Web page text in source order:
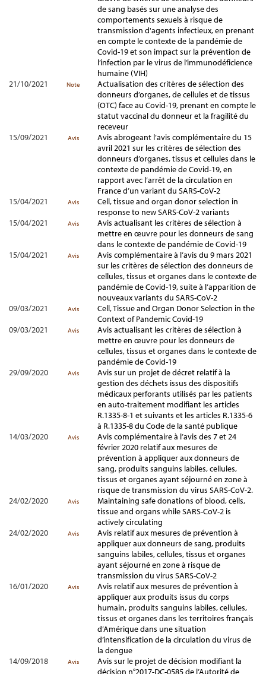
de sang basés sur une analyse des
comportements sexuels à risque de
transmission d'agents infectieux, en prenant
en compte le contexte de la pandémie de
Covid-19 et son impact sur la prévention de
l’infection par le virus de l’immunodéficience
humaine (VIH)
21/10/2021
Note
Actualisation des critères de sélection des
donneurs d’organes, de cellules et de tissus
(OTC) face au Covid-19, prenant en compte le
statut vaccinal du donneur et la fragilité du
receveur
15/09/2021
Avis
Avis abrogeant l’avis complémentaire du 15
avril 2021 sur les critères de sélection des
donneurs d’organes, tissus et cellules dans le
contexte de pandémie de Covid-19, en
rapport avec l’arrêt de la circulation en
France d’un variant du SARS-CoV-2
15/04/2021
Avis
Cell, tissue and organ donor selection in
response to new SARS-CoV-2 variants
15/04/2021
Avis
Avis actualisant les critères de sélection à
mettre en œuvre pour les donneurs de sang
dans le contexte de pandémie de Covid-19
15/04/2021
Avis
Avis complémentaire à l’avis du 9 mars 2021
sur les critères de sélection des donneurs de
cellules, tissus et organes dans le contexte de
pandémie de Covid-19, suite à l’apparition de
nouveaux variants du SARS-CoV-2
09/03/2021
Avis
Cell, Tissue and Organ Donor Selection in the
Context of Pandemic Covid-19
09/03/2021
Avis
Avis actualisant les critères de sélection à
mettre en œuvre pour les donneurs de
cellules, tissus et organes dans le contexte de
pandémie de Covid-19
29/09/2020
Avis
Avis sur un projet de décret relatif à la
gestion des déchets issus des dispositifs
médicaux perforants utilisés par les patients
en auto-traitement modifiant les articles
R.1335-8-1 et suivants et les articles R.1335-6
à R.1335-8 du Code de la santé publique
14/03/2020
Avis
Avis complémentaire à l’avis des 7 et 24
février 2020 relatif aux mesures de
prévention à appliquer aux donneurs de
sang, produits sanguins labiles, cellules,
tissus et organes ayant séjourné en zone à
risque de transmission du virus SARS-CoV-2.
24/02/2020
Avis
Maintaining safe donations of blood, cells,
tissue and organs while SARS-CoV-2 is
actively circulating
24/02/2020
Avis
Avis relatif aux mesures de prévention à
appliquer aux donneurs de sang, produits
sanguins labiles, cellules, tissus et organes
ayant séjourné en zone à risque de
transmission du virus SARS-CoV-2
16/01/2020
Avis
Avis relatif aux mesures de prévention à
appliquer aux produits issus du corps
humain, produits sanguins labiles, cellules,
tissus et organes dans les territoires français
d’Amérique dans une situation
d’intensification de la circulation du virus de
la dengue
14/09/2018
Avis
Avis sur le projet de décision modifiant la
décision n°2017-DC-0585 de l’Autorité de